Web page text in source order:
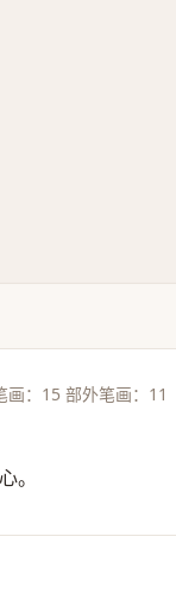
画：15 部外笔画：11
。